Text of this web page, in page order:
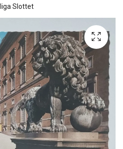
Slottet